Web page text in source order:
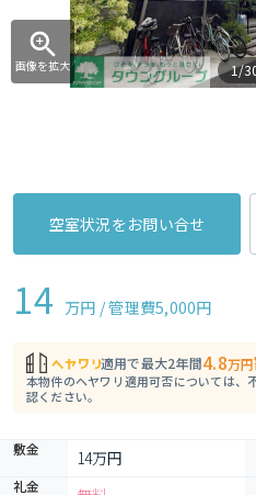
画像を拡大 1/
空室状況をお問い合せ
14 万円 / 管理費5,000円
適用で最大2年間4.8万円
本物件のヘヤワリ適用可否については、
認ください。
敷金 14万円
礼金